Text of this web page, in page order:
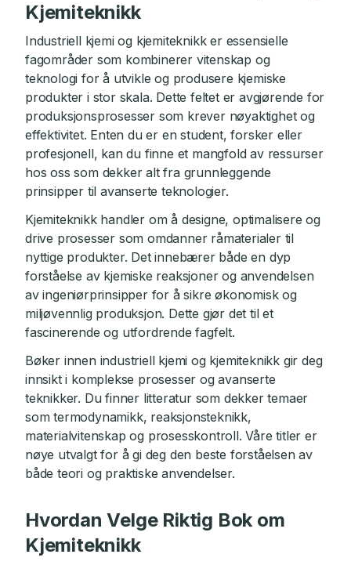
Kjemiteknikk
Industriell kjemi og kjemiteknikk er essensielle
fagområder som kombinerer vitenskap og
teknologi for å utvikle og produsere kjemiske
produkter i stor skala. Dette feltet er avgjørende for
produksjonsprosesser som krever nøyaktighet og
effektivitet. Enten du er en student, forsker eller
profesjonell, kan du finne et mangfold av ressurser
hos oss som dekker alt fra grunnleggende
prinsipper til avanserte teknologier.
Kjemiteknikk handler om å designe, optimalisere og
drive prosesser som omdanner råmaterialer til
nyttige produkter. Det innebærer både en dyp
forståelse av kjemiske reaksjoner og anvendelsen
av ingeniørprinsipper for å sikre økonomisk og
miljøvennlig produksjon. Dette gjør det til et
fascinerende og utfordrende fagfelt.
Bøker innen industriell kjemi og kjemiteknikk gir deg
innsikt i komplekse prosesser og avanserte
teknikker. Du finner litteratur som dekker temaer
som termodynamikk, reaksjonsteknikk,
materialvitenskap og prosesskontroll. Våre titler er
nøye utvalgt for å gi deg den beste forståelsen av
både teori og praktiske anvendelser.
Hvordan Velge Riktig Bok om
Kjemiteknikk